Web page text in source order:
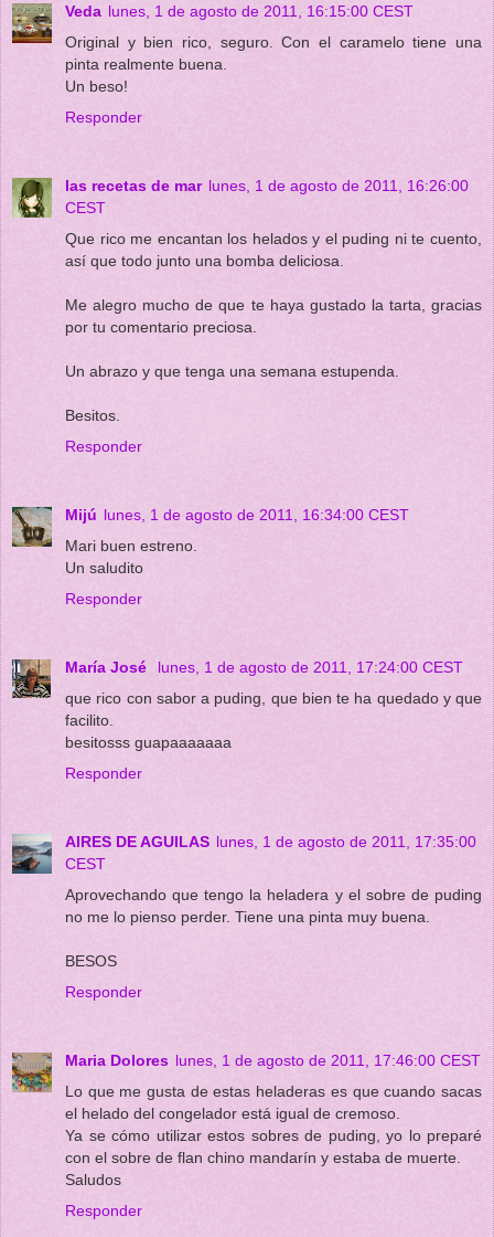
Veda lunes, 1 de agosto de 2011, 16:15:00 CEST
Original y bien rico, seguro. Con el caramelo tiene una
pinta realmente buena.
Un beso!
Responder
las recetas de mar lunes, 1 de agosto de 2011, 16:26:00
CEST
Que rico me encantan los helados y el puding ni te cuento,
así que todo junto una bomba deliciosa.
Me alegro mucho de que te haya gustado la tarta, gracias
por tu comentario preciosa.
Un abrazo y que tenga una semana estupenda.
Besitos.
Responder
Mijú lunes, 1 de agosto de 2011, 16:34:00 CEST
Mari buen estreno.
Un saludito
Responder
María José
lunes, 1 de agosto de 2011, 17:24:00 CEST
que rico con sabor a puding, que bien te ha quedado y que
facilito.
besitosss guapaaaaaaa
Responder
AIRES DE AGUILAS lunes, 1 de agosto de 2011, 17:35:00
CEST
Aprovechando que tengo la heladera y el sobre de puding
no me lo pienso perder. Tiene una pinta muy buena.
BESOS
Responder
Maria Dolores lunes, 1 de agosto de 2011, 17:46:00 CEST
Lo que me gusta de estas heladeras es que cuando sacas
el helado del congelador está igual de cremoso.
Ya se cómo utilizar estos sobres de puding, yo lo preparé
con el sobre de flan chino mandarín y estaba de muerte.
Saludos
Responder